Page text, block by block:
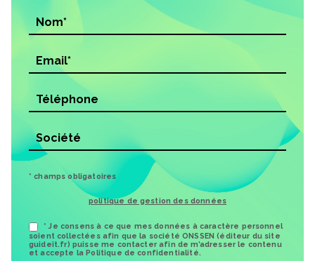
* champs obligatoires
politique de gestion des données
* Je consens à ce que mes données à caractère personnel
soient collectées afin que la société ONSSEN (éditeur du site
guideit.fr) puisse me contacter afin de m’adresser le contenu
et accepte la Politique de confidentialité.